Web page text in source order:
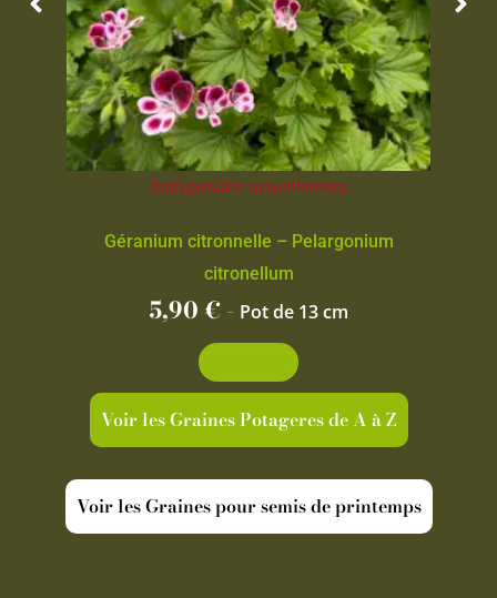
Indisponible actuellement
Géranium citronnelle – Pelargonium
citronellum
5,90€ - Pot de 13 cm
Voir les Graines Potageres de A à Z
Voir les Graines pour semis de printemps